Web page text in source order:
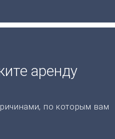
аренду
по которым вам